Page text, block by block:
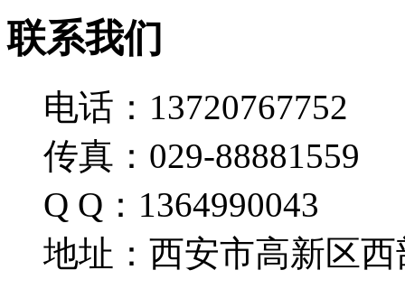
联系我们
电话：13720767752
传真：029-88881559
Q Q：1364990043
地址：西安市高新区西